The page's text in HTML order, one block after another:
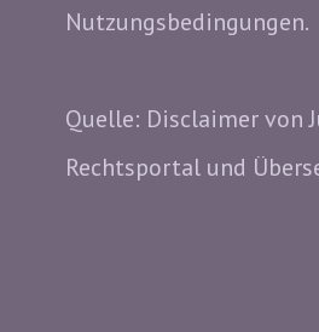
Nutzungsbedingungen.
Quelle: Disclaimer von
Rechtsportal und